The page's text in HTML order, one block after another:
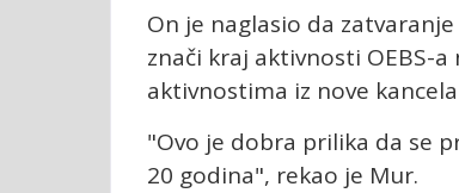
On je naglasio da
znači kraj aktivnosti OEBS-
aktivnostima iz nove
"Ovo je dobra prilika da se
20 godina", rekao je Mur.